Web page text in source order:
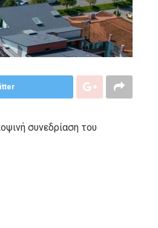
συνεδρίαση του